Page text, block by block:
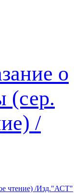
чтение) /Изд."АСТ"